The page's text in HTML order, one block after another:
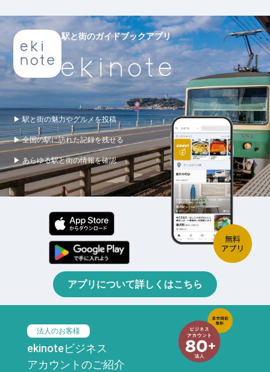
駅と街のガイドブックアプリ
▶ 駅と街の魅力やグルメを投稿
▶ 全国の駅に訪れた記録を残せる
▶ あらゆる駅と街の情報を確認
アプリについて詳しくはこちら
法人のお客様
ekinoteビジネス
アカウントのご紹介